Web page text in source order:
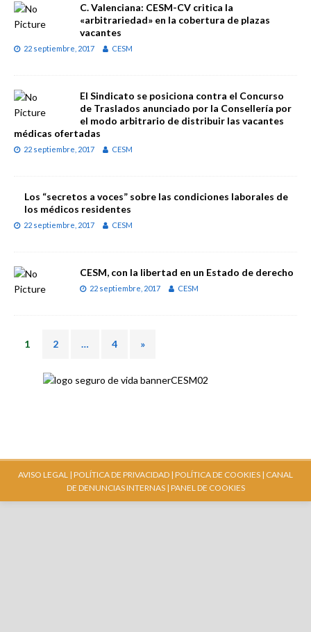
C. Valenciana: CESM-CV critica la
«arbitrariedad» en la cobertura de plazas
vacantes
22 septiembre, 2017 CESM
El Sindicato se posiciona contra el Concurso
de Traslados anunciado por la Consellería por
el modo arbitrario de distribuir las vacantes
médicas ofertadas
22 septiembre, 2017 CESM
Los “secretos a voces” sobre las condiciones laborales de
los médicos residentes
22 septiembre, 2017 CESM
CESM, con la libertad en un Estado de derecho
22 septiembre, 2017 CESM
1 2 … 4 »
AVISO LEGAL | POLÍTICA DE PRIVACIDAD | POLÍTICA DE COOKIES | CANAL
DE DENUNCIAS INTERNAS| PANEL DE COOKIES